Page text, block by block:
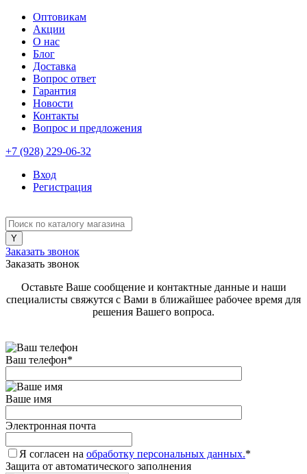
Оптовикам
Акции
О нас
Блог
Доставка
Вопрос ответ
Гарантия
Новости
Контакты
Вопрос и предложения
+7 (928) 229-06-32
Вход
Регистрация
Заказать звонок
Заказать звонок
Оставьте Ваше сообщение и контактные данные и наши
специалисты свяжутся с Вами в ближайшее рабочее время для
решения Вашего вопроса.
Ваш телефон*
Ваше имя
Электронная почта
Я согласен на обработку персональных данных.*
Защита от автоматического заполнения